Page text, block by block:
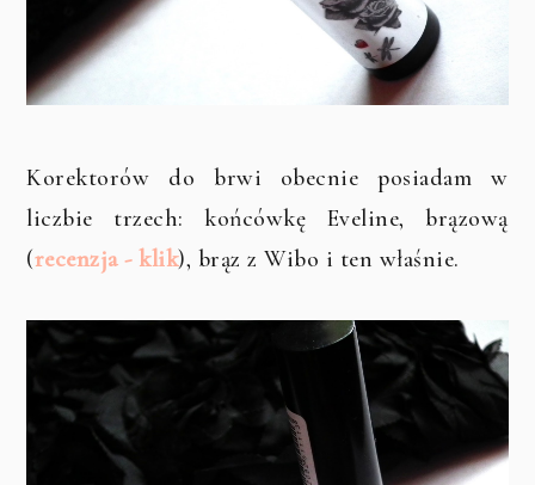
Korektorów do brwi obecnie posiadam w
liczbie trzech: końcówkę Eveline, brązową
(recenzja - klik), brąz z Wibo i ten właśnie.